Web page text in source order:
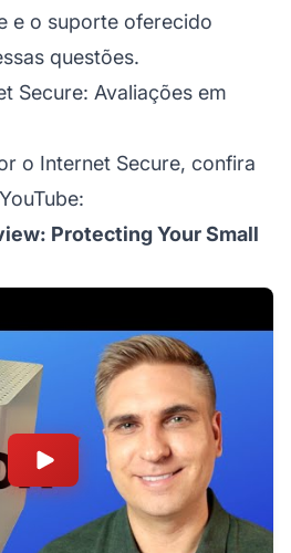
e o suporte oferecido
questões.
Secure: Avaliações em
o Internet Secure, confira
Protecting Your Small